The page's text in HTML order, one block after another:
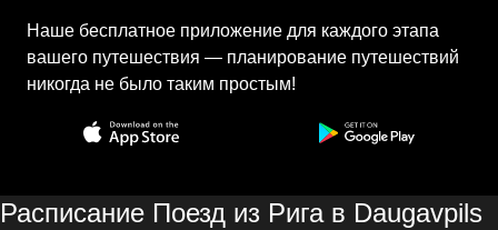
Наше бесплатное приложение для каждого этапа
вашего путешествия — планирование путешествий
никогда не было таким простым!
Расписание Поезд из Рига в Daugavpils